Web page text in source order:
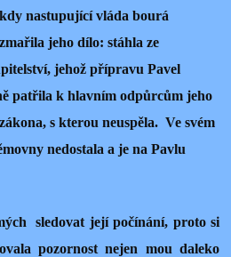
nastupující vláda bourá
jeho dílo: stáhla ze
jehož přípravu Pavel
patřila k hlavním odpůrcům jeho
s kterou neuspěla. Ve svém
nedostala a je na Pavlu
sledovat její počínání, proto si
pozornost nejen mou daleko